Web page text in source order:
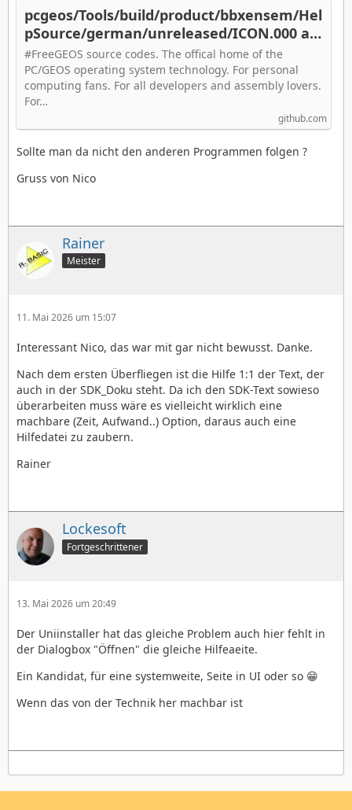
pcgeos/Tools/build/product/bbxensem/Hel
pSource/german/unreleased/ICON.000 at
master · bluewaysw/pcgeos
#FreeGEOS source codes. The offical home of the
PC/GEOS operating system technology. For personal
computing fans. For all developers and assembly lovers.
For…
github.com
Sollte man da nicht den anderen Programmen folgen ?
Gruss von Nico
Rainer
Meister
11. Mai 2026 um 15:07
Interessant Nico, das war mit gar nicht bewusst. Danke.
Nach dem ersten Überfliegen ist die Hilfe 1:1 der Text, der
auch in der SDK_Doku steht. Da ich den SDK-Text sowieso
überarbeiten muss wäre es vielleicht wirklich eine
machbare (Zeit, Aufwand..) Option, daraus auch eine
Hilfedatei zu zaubern.
Rainer
Lockesoft
Fortgeschrittener
13. Mai 2026 um 20:49
Der Uniinstaller hat das gleiche Problem auch hier fehlt in
der Dialogbox "Öffnen" die gleiche Hilfeaeite.
Ein Kandidat, für eine systemweite, Seite in UI oder so 😁
Wenn das von der Technik her machbar ist